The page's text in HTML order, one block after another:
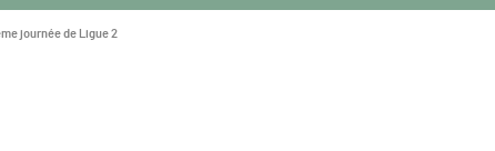
journée de Ligue 2